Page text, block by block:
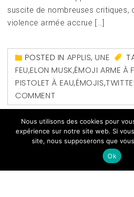
suscite de nombreuses critiques,
violence armée accrue […]
POSTED IN APPLIS,UNE
FEU,ELON MUSK,ÉMOJI ARME À
PISTOLET À EAU,ÉMOJIS,
COMMENT
Nous utilisons des cookies pour
expérience sur notre site web. Si
site, nous supposerons que
Ok